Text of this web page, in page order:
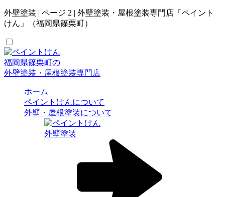
外壁塗装 | ページ 2 | 外壁塗装・屋根塗装専門店「ペイント
けん」（福岡県篠栗町）
福岡県篠栗町の
外壁塗装・屋根塗装専門店
ホーム
ペイントけんについて
外壁・屋根塗装について
外壁塗装